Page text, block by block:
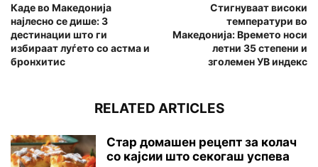
Каде во Македонија
најлесно се дише: 3
дестинации што ги
избираат луѓето со астма и
бронхитис
Стигнуваат високи
температури во
Македонија: Времето носи
летни 35 степени и
зголемен УВ индекс
RELATED ARTICLES
Стар домашен рецепт за колач
со кајсии што секогаш успева